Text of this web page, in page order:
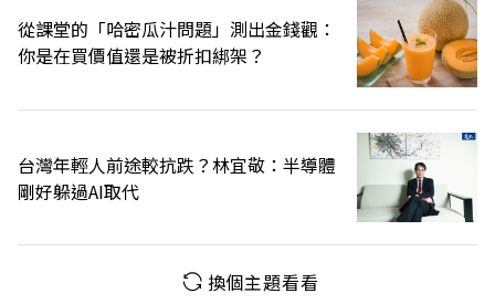
從課堂的「哈密瓜汁問題」測出金錢觀：
你是在買價值還是被折扣綁架？
台灣年輕人前途較抗跌？林宜敬：半導體
剛好躲過AI取代
換個主題看看